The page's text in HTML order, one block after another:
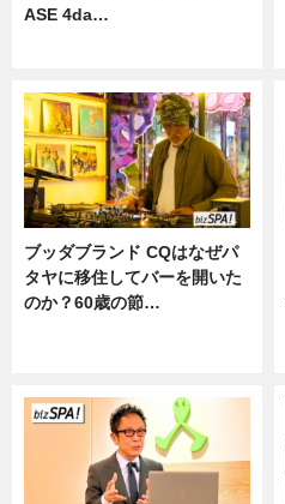
ASE 4da…
ブッダブランド CQはなぜパ
タヤに移住してバーを開いた
のか？60歳の節…